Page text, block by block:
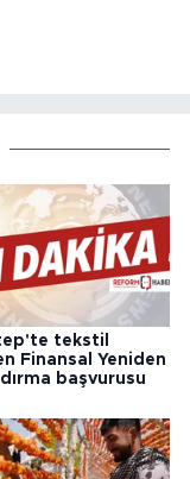
tekstil
Finansal Yeniden
başvurusu